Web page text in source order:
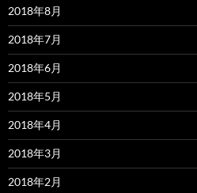
2018年8月
2018年7月
2018年6月
2018年5月
2018年4月
2018年3月
2018年2月